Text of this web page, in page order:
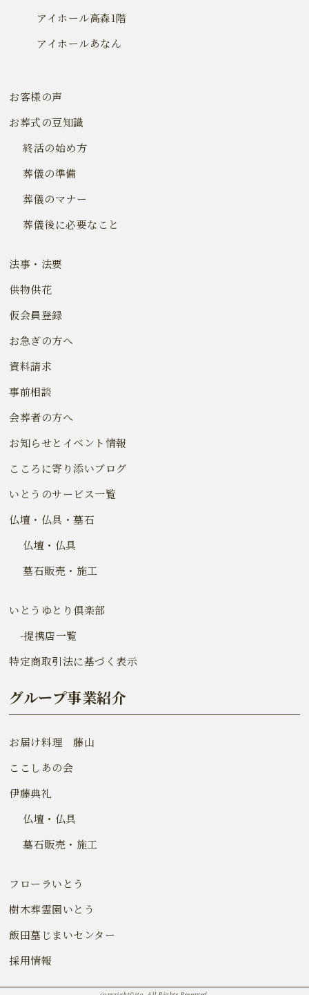
アイホール高森1階
アイホールあなん
お客様の声
お葬式の豆知識
終活の始め方
葬儀の準備
葬儀のマナー
葬儀後に必要なこと
法事・法要
供物供花
仮会員登録
お急ぎの方へ
資料請求
事前相談
会葬者の方へ
お知らせとイベント情報
こころに寄り添いブログ
いとうのサービス一覧
仏壇・仏具・墓石
仏壇・仏具
墓石販売・施工
いとうゆとり倶楽部
-提携店一覧
特定商取引法に基づく表示
グループ事業紹介
お届け料理 藤山
ここしあの会
伊藤典礼
仏壇・仏具
墓石販売・施工
フローラいとう
樹木葬霊園いとう
飯田墓じまいセンター
採用情報